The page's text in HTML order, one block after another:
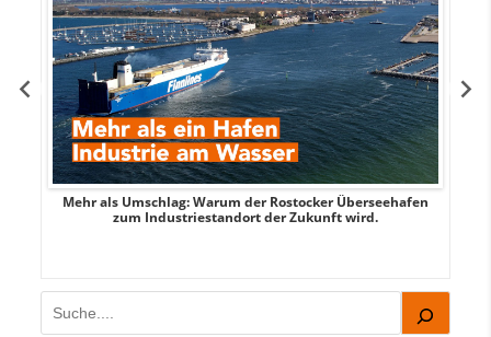
Mehr als Umschlag: Warum der Rostocker Überseehafen
zum Industriestandort der Zukunft wird.
Suchen